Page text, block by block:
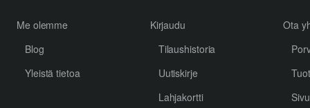
Me olemme
Blog
Yleistä tietoa
Kirjaudu
Tilaushistoria
Uutiskirje
Lahjakortti
Ota